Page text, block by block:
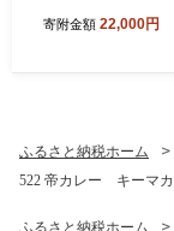
寄附金額 22,000円
ふるさと納税ホーム
522 帝カレー キーマカ
ふるさと納税ホーム